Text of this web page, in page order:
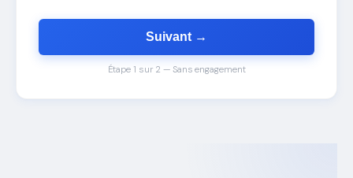
Suivant →
Étape 1 sur 2 — Sans engagement